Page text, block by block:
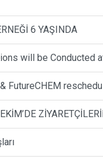
6 YAŞINDA
will be Conducted
FutureCHEM